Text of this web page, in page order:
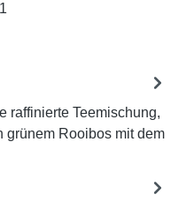
raffinierte Teemischung,
grünem Rooibos mit dem